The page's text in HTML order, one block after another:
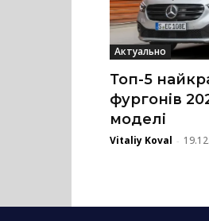
Актуально
Топ-5
фургонів
моделі
Vitaliy Koval -